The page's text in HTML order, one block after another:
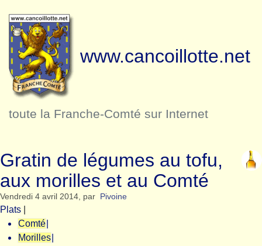
www.cancoillotte.net
toute la Franche-Comté sur Internet
Gratin de légumes au tofu,
aux morilles et au Comté
Vendredi 4 avril 2014, par Pivoine
Plats
Comté
Morilles